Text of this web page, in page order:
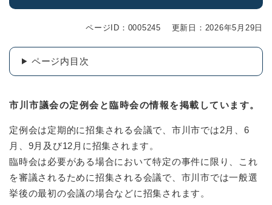
ページID：0005245 更新日：2026年5月29日
ページ内目次
市川市議会の定例会と臨時会の情報を掲載しています。
定例会は定期的に招集される会議で、市川市では2月、6
月、9月及び12月に招集されます。
臨時会は必要がある場合において特定の事件に限り、これ
を審議されるために招集される会議で、市川市では一般選
挙後の最初の会議の場合などに招集されます。